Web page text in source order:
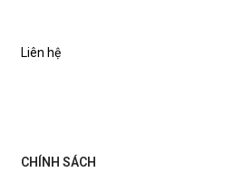
Liên hệ
CHÍNH SÁCH